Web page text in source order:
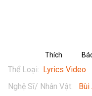
Thích
Thể Loại: Lyrics Video
Nghệ Sĩ/ Nhân Vật: Bùi